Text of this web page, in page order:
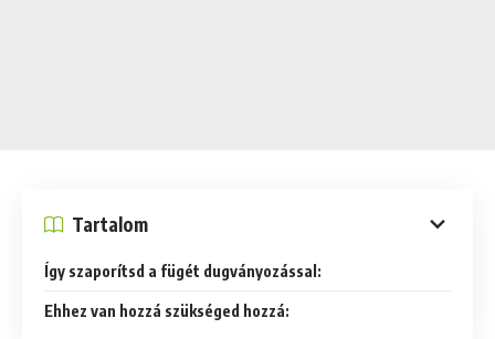
Tartalom
Így szaporítsd a fügét dugványozással:
Ehhez van hozzá szükséged hozzá: